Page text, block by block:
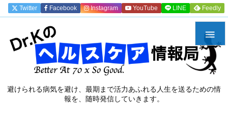
避けられる病気を避け、最期まで活力あふれる人生を送るための情
報を、随時発信していきます。

Twitter Facebook Instagram YouTube LINE Feedly